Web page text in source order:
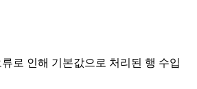
로 인해 기본값으로 처리된 행 수입